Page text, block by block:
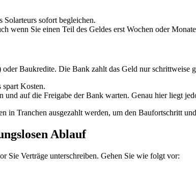
sofort begleichen.
wenn Sie einen Teil des Geldes erst Wochen oder
Baukredite. Die Bank zahlt das Geld nur schrittweise
Kosten.
und auf die Freigabe der Bank warten. Genau hier liegt
in Tranchen ausgezahlt werden, um den Baufortschritt
Ablauf
Sie Verträge unterschreiben. Gehen Sie wie folgt vor: